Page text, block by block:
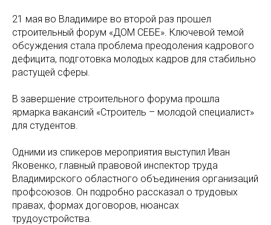
21 мая во Владимире во второй раз прошел
строительный форум «ДОМ СЕБЕ». Ключевой темой
обсуждения стала проблема преодоления кадрового
дефицита, подготовка молодых кадров для стабильно
растущей сферы.
В завершение строительного форума прошла
ярмарка вакансий «Строитель – молодой специалист»
для студентов.
Одними из спикеров мероприятия выступил Иван
Яковенко, главный правовой инспектор труда
Владимирского областного объединения организаций
профсоюзов. Он подробно рассказал о трудовых
правах, формах договоров, нюансах
трудоустройства.